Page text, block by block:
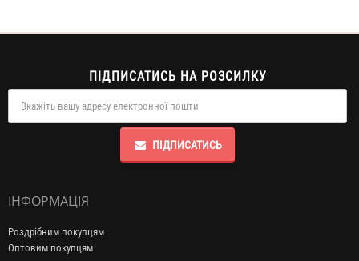
ПІДПИСАТИСЬ НА РОЗСИЛКУ
ПІДПИСАТИСЬ
ІНФОРМАЦІЯ
Роздрібним покупцям
Оптовим покупцям